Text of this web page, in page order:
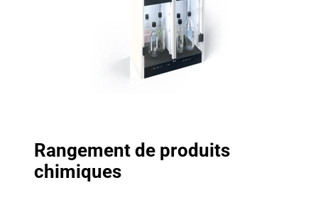
Rangement de produits
chimiques